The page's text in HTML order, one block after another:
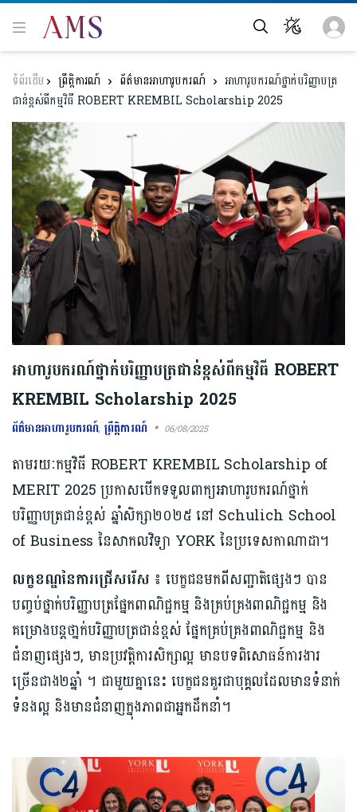
ព្រឹត្តិការណ៍ ព័ត៌មានអាហារូបករណ៍
អាហារូបករណ៍ថ្នាក់បរិញ្ញាបត្រ
ជាន់ខ្ពស់ពីកម្មវិធី ROBERT KREMBIL Scholarship 2025
អាហារូបករណ៍ថ្នាក់បរិញ្ញាបត្រជាន់ខ្ពស់ពីកម្មវិធី ROBERT
KREMBIL Scholarship 2025
ព័ត៌មានអាហារូបករណ៍,ព្រឹត្តិការណ៍ 06/08/2025
តាមរយៈកម្មវិធី ROBERT KREMBIL Scholarship of
MERIT 2025 ប្រកាសបើកទទួលពាក្យអាហារូបករណ៍ថ្នាក់
បរិញ្ញាបត្រជាន់ខ្ពស់ ឆ្នាំសិក្សា២០២៥ នៅ Schulich School
of Business នៃសាកលវិទ្យា YORK នៃប្រទេសកាណាដា។
លក្ខខណ្ឌនៃការជ្រើសរើស ៖ បេក្ខជនមកពីសញ្ជាតិផ្សេងៗ បាន
បញ្ចប់ថ្នាក់បរិញ្ញាបត្រផ្នែកពាណិជ្ជកម្ម និងគ្រប់គ្រងពាណិជ្ជកម្ម និង
គម្រោងបន្តថា្នក់បរិញ្ញាបត្រជាន់ខ្ពស់ ផ្នែកគ្រប់គ្រងពាណិជ្ជកម្ម និង
ជំនាញផ្សេងៗ, មានប្រវត្តិការសិក្សាល្អ មានបទពិសោធន៍ការងារ
ច្រើនជាង២ឆ្នាំ ។ ជាមួយគ្នានេះ បេក្ខជនគួរជាបុគ្គលដែលមានទំនាក់
ទំនងល្អ និងមានជំនាញក្នុងភាពជាអ្នកដឹកនាំ។